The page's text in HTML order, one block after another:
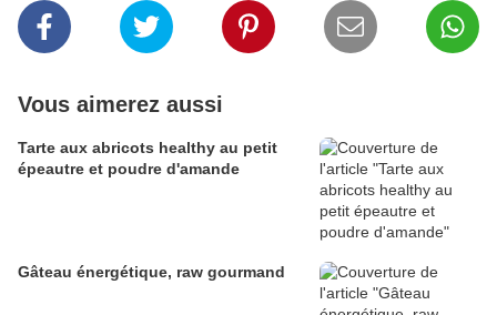
Vous aimerez aussi
Tarte aux abricots healthy au petit
épeautre et poudre d'amande
Gâteau énergétique, raw gourmand